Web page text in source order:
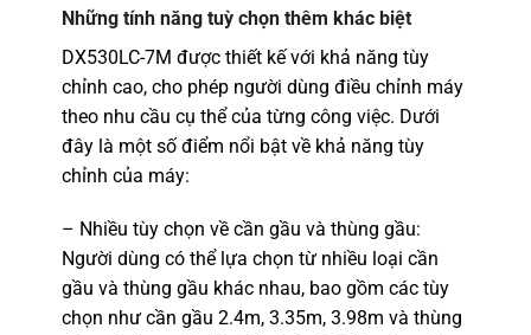
Những tính năng tuỳ chọn thêm khác biệt
DX530LC-7M được thiết kế với khả năng tùy
chỉnh cao, cho phép người dùng điều chỉnh máy
theo nhu cầu cụ thể của từng công việc. Dưới
đây là một số điểm nổi bật về khả năng tùy
chỉnh của máy:
– Nhiều tùy chọn về cần gầu và thùng gầu:
Người dùng có thể lựa chọn từ nhiều loại cần
gầu và thùng gầu khác nhau, bao gồm các tùy
chọn như cần gầu 2.4m, 3.35m, 3.98m và thùng